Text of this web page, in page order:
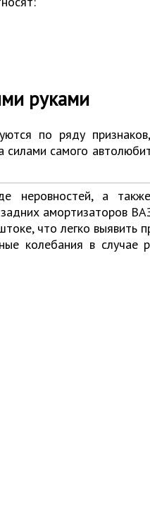
руками
по ряду
самого
неровностей, а
амортизаторов
что легко выявить
колебания в случае